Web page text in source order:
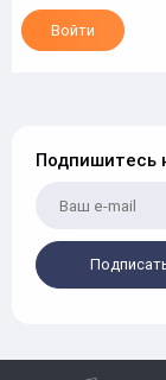
Войти
Подпишитесь